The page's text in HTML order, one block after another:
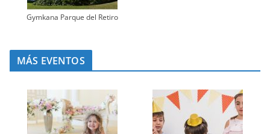
Gymkana Parque del Retiro
MÁS EVENTOS